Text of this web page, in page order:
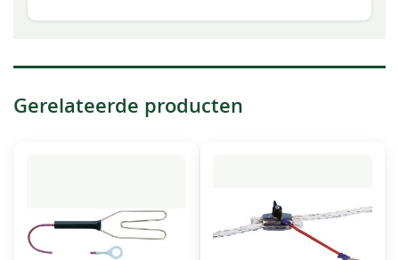
Gerelateerde producten